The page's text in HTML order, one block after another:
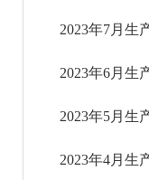
2023年7月生
2023年6月生
2023年5月生
2023年4月生